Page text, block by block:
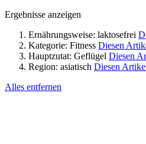
Ergebnisse anzeigen
Ernährungsweise: laktosefrei
Kategorie: Fitness Diesen
Hauptzutat: Geflügel Diesen
Region: asiatisch Diesen
Alles entfernen